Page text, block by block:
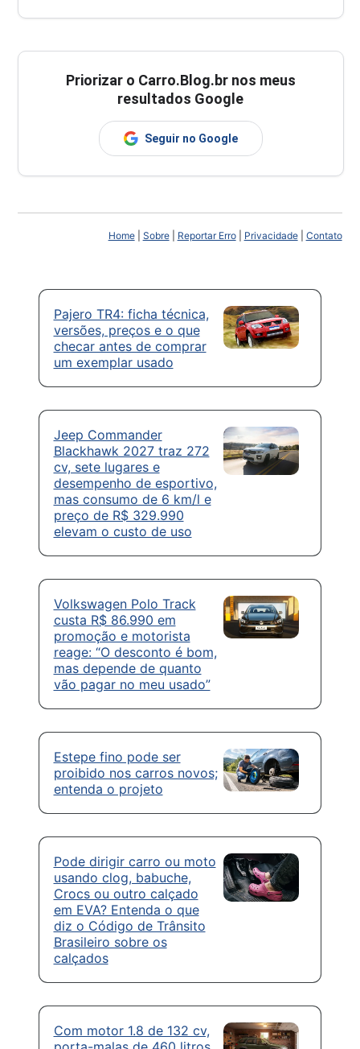
Priorizar o Carro.Blog.br nos meus
resultados Google
Seguir no Google
Home| Sobre| Reportar Erro| Privacidade| Contato
Pajero TR4: ficha técnica,
versões, preços e o que
checar antes de comprar
um exemplar usado
Jeep Commander
Blackhawk 2027 traz 272
cv, sete lugares e
desempenho de esportivo,
mas consumo de 6 km/l e
preço de R$ 329.990
elevam o custo de uso
Volkswagen Polo Track
custa R$ 86.990 em
promoção e motorista
reage: “O desconto é bom,
mas depende de quanto
vão pagar no meu usado”
Estepe fino pode ser
proibido nos carros novos;
entenda o projeto
Pode dirigir carro ou moto
usando clog, babuche,
Crocs ou outro calçado
em EVA? Entenda o que
diz o Código de Trânsito
Brasileiro sobre os
calçados
Com motor 1.8 de 132 cv,